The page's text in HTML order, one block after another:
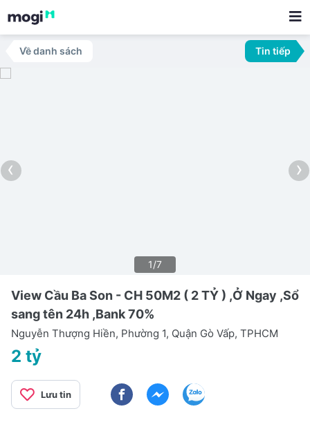
Về danh sách Tin tiếp
‹ ›
1/7
View Cầu Ba Son - CH 50M2 ( 2 TỶ ) ,Ở Ngay ,Sổ
sang tên 24h ,Bank 70%
Nguyễn Thượng Hiền, Phường 1, Quận Gò Vấp, TPHCM
2 tỷ
Lưu tin